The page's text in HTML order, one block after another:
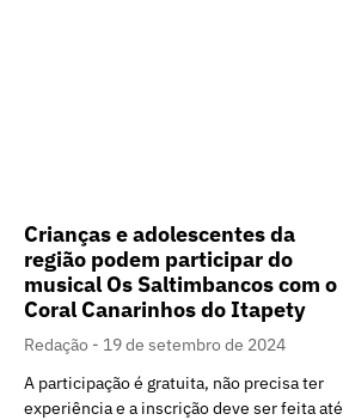
Crianças e adolescentes da
região podem participar do
musical Os Saltimbancos com o
Coral Canarinhos do Itapety
Redação
19 de setembro de 2024
A participação é gratuita, não precisa ter
experiência e a inscrição deve ser feita até